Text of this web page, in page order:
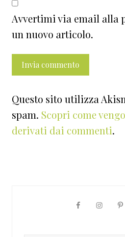
Avvertimi via email alla
un nuovo articolo.
Questo sito utilizza
spam. Scopri come
derivati dai commenti.